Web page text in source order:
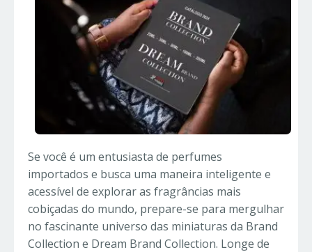
Se você é um entusiasta de perfumes
importados e busca uma maneira inteligente e
acessível de explorar as fragrâncias mais
cobiçadas do mundo, prepare-se para mergulhar
no fascinante universo das miniaturas da Brand
Collection e Dream Brand Collection. Longe de